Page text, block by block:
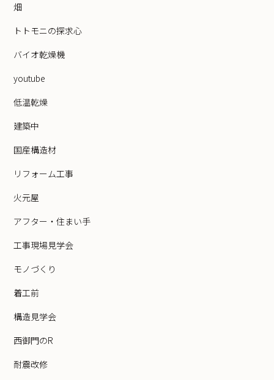
畑
トトモニの探求心
バイオ乾燥機
youtube
低温乾燥
建築中
国産構造材
リフォーム工事
火元屋
アフター・住まい手
工事現場見学会
モノづくり
着工前
構造見学会
西御門のR
耐震改修